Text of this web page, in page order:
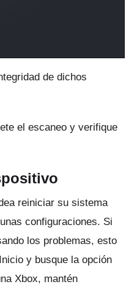
de dichos
el escaneo y verifique
reiniciar su sistema
configuraciones. Si
los problemas, esto
y busque la opción
Xbox, mantén